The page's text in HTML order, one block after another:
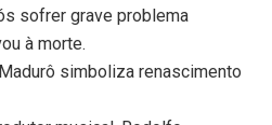
sofrer grave problema
à morte.
simboliza renascimento